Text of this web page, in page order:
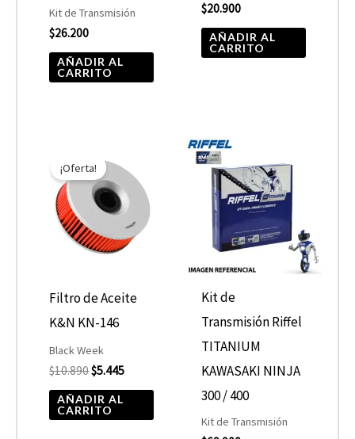
Kit de Transmisión
$26.200
AÑADIR AL
CARRITO
$20.900
AÑADIR AL
CARRITO
¡Oferta!
Filtro de Aceite
K&N KN-146
Black Week
$10.890
precio
original
era:
$10.890.
$5.445
actual
es:
$5.445.
AÑADIR AL
CARRITO
Kit de
Transmisión Riffel
TITANIUM
KAWASAKI NINJA
300 / 400
Kit de Transmisión